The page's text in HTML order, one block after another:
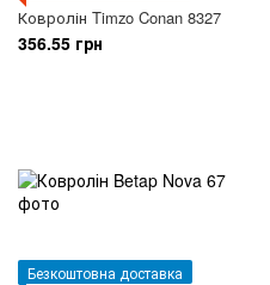
Ковролін Timzo Conan 8327
356.55 грн
Безкоштовна доставка